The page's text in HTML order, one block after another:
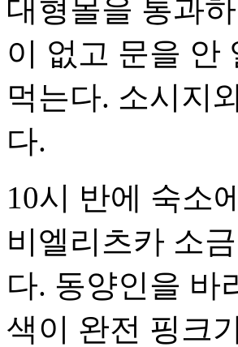
대형몰을 통과
이 없고 문을 안
먹는다. 소시지
다.
10시 반에 숙소
비엘리츠카 소
다. 동양인을 바
색이 완전 핑크